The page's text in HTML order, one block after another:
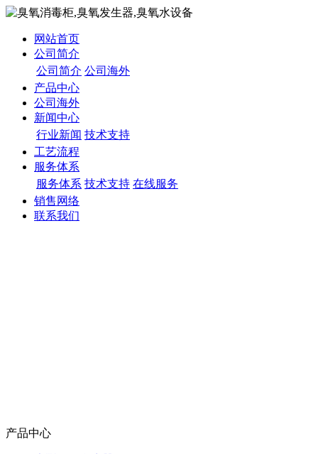
网站首页
公司简介
公司简介 公司海外
产品中心
公司海外
新闻中心
行业新闻 技术支持
工艺流程
服务体系
服务体系 技术支持 在线服务
销售网络
联系我们
产品中心